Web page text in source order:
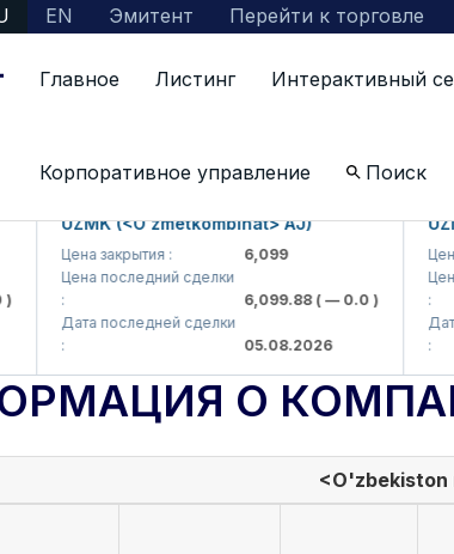
EN Эмитент Перейти к торговле
Главное Листинг Интерактивный
Корпоративное управление Поиск
Информация о компании
UZMK (<O'zmetkombinat> AJ)
Цена закрытия :
6,099
Цена последний сделки
6,099.88( — 0.0 )
Дата последней сделки
05.08.2026
Цена
Цена
Дата
О
<O'zbekiston